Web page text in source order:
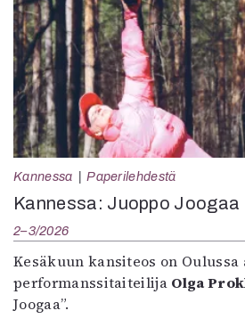
Kannessa Paperilehdestä
Kannessa: Juoppo Joogaa
2–3/2026
Kesäkuun kansiteos on Oulussa
performanssitaiteilija Olga
Joogaa”.